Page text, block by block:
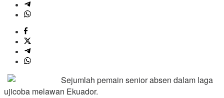
Sejumlah pemain senior absen dalam laga
ujicoba melawan Ekuador.